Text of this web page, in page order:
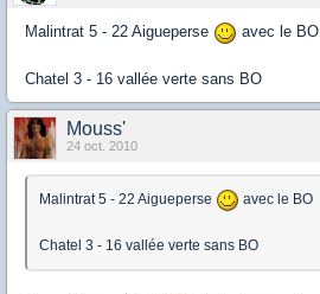
Malintrat 5 - 22 Aigueperse avec le BO
Chatel 3 - 16 vallée verte sans BO
Mouss'
24 oct. 2010
Malintrat 5 - 22 Aigueperse avec le BO
Chatel 3 - 16 vallée verte sans BO